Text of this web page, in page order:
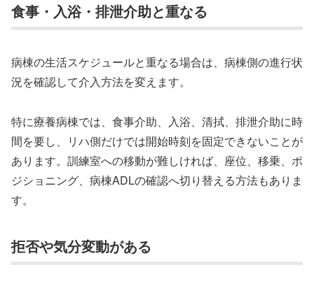
食事・入浴・排泄介助と重なる
病棟の生活スケジュールと重なる場合は、病棟側の進行状
況を確認して介入方法を変えます。
特に療養病棟では、食事介助、入浴、清拭、排泄介助に時
間を要し、リハ側だけでは開始時刻を固定できないことが
あります。訓練室への移動が難しければ、座位、移乗、ポ
ジショニング、病棟ADLの確認へ切り替える方法もありま
す。
拒否や気分変動がある